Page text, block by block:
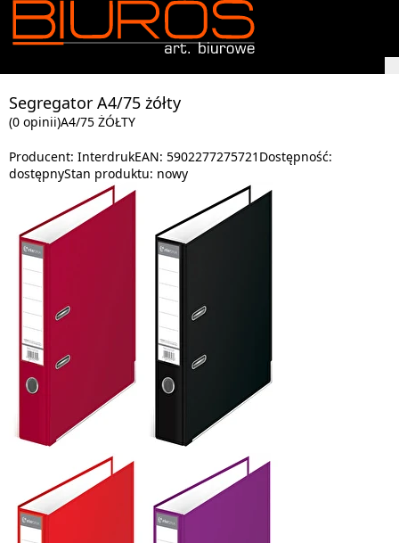
Segregator A4/75 żółty
(0 opinii)A4/75 ŻÓŁTY
Producent: InterdrukEAN: 5902277275721 Dostępność:
dostępnyStan produktu: nowy